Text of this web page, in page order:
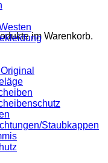
im Warenkorb.
Staubkappen